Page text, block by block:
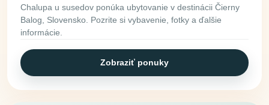
Chalupa u susedov ponúka ubytovanie v destinácii Čierny
Balog, Slovensko. Pozrite si vybavenie, fotky a ďalšie
informácie.
Zobraziť ponuky